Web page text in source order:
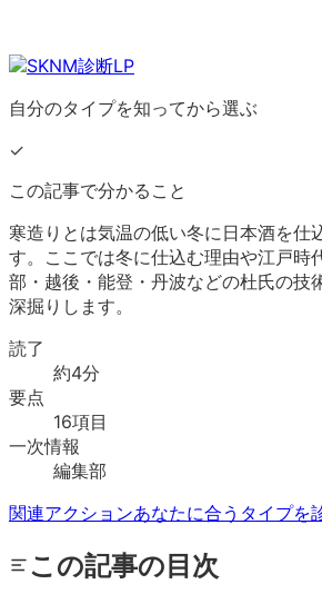
自分のタイプを知ってから選ぶ
✓
この記事で分かること
寒造りとは気温の低い冬に日本酒を仕
す。ここでは冬に仕込む理由や江戸時
部・越後・能登・丹波などの杜氏の技
深掘りします。
読了
約4分
要点
16項目
一次情報
編集部
関連アクションあなたに合うタイプを
この記事の目次